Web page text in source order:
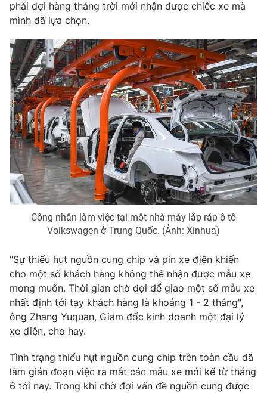
Emagazine
Photo Infographic
Video Shorts video
VTV Money VTV Thể thao
VTV Sức khoẻ Bất động sản
Thị trường 24h Tấm lòng Việt
VTV4 Vươn mình bằng AI
VTV9 VTV8
Liên hệ tòa soạn English
THỜI BÁO VTV
phải đợi hàng tháng trời mới nhận được chiếc xe mà
mình đã lựa chọn.
Công nhân làm việc tại một nhà máy lắp ráp ô tô
Volkswagen ở Trung Quốc. (Ảnh: Xinhua)
"Sự thiếu hụt nguồn cung chip và pin xe điện khiến
cho một số khách hàng không thể nhận được mẫu xe
mong muốn. Thời gian chờ đợi để giao một số mẫu xe
nhất định tới tay khách hàng là khoảng 1 - 2 tháng",
ông Zhang Yuquan, Giám đốc kinh doanh một đại lý
xe điện, cho hay.
Tình trạng thiếu hụt nguồn cung chip trên toàn cầu đã
làm gián đoạn việc ra mắt các mẫu xe mới kể từ tháng
6 tới nay. Trong khi chờ đợi vấn đề nguồn cung được